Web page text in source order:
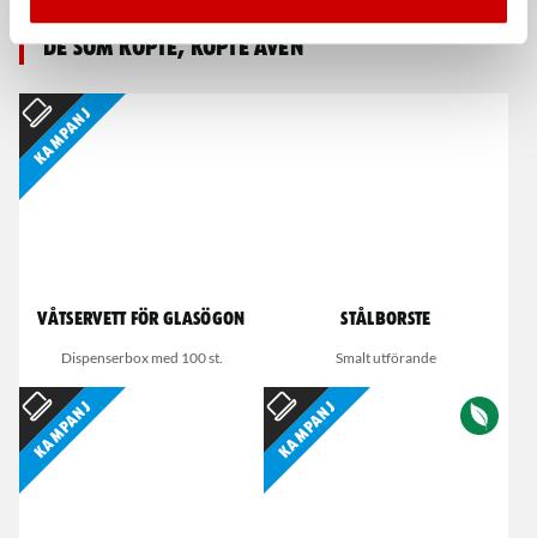
De som köpte, köpte även
Kampanj
Våtservett för glasögon
Dispenserbox med 100 st.
Stålborste
Smalt utförande
Kampanj Kampanj